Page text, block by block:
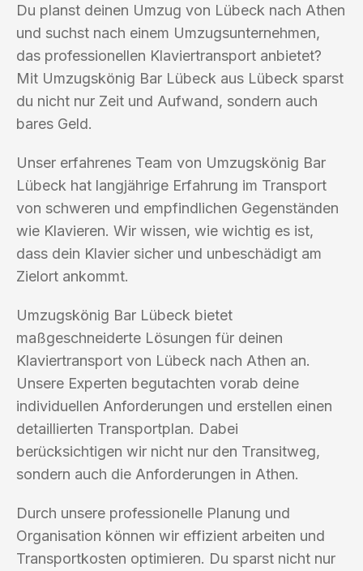
Du planst deinen Umzug von Lübeck nach Athen
und suchst nach einem Umzugsunternehmen,
das professionellen Klaviertransport anbietet?
Mit Umzugskönig Bar Lübeck aus Lübeck sparst
du nicht nur Zeit und Aufwand, sondern auch
bares Geld.
Unser erfahrenes Team von Umzugskönig Bar
Lübeck hat langjährige Erfahrung im Transport
von schweren und empfindlichen Gegenständen
wie Klavieren. Wir wissen, wie wichtig es ist,
dass dein Klavier sicher und unbeschädigt am
Zielort ankommt.
Umzugskönig Bar Lübeck bietet
maßgeschneiderte Lösungen für deinen
Klaviertransport von Lübeck nach Athen an.
Unsere Experten begutachten vorab deine
individuellen Anforderungen und erstellen einen
detaillierten Transportplan. Dabei
berücksichtigen wir nicht nur den Transitweg,
sondern auch die Anforderungen in Athen.
Durch unsere professionelle Planung und
Organisation können wir effizient arbeiten und
Transportkosten optimieren. Du sparst nicht nur